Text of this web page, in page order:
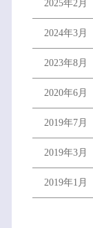
2025年2月
2024年3月
2023年8月
2020年6月
2019年7月
2019年3月
2019年1月